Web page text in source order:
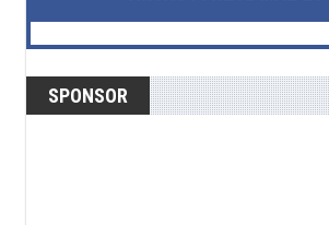
SPONSOR